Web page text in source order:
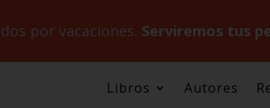
por vacaciones. Serviremos tus
Libros Autores